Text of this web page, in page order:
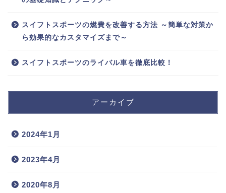
スイフトスポーツの燃費を改善する方法 ～簡単な対策か
ら効果的なカスタマイズまで～
スイフトスポーツのライバル車を徹底比較！
アーカイブ
2024年1月
2023年4月
2020年8月